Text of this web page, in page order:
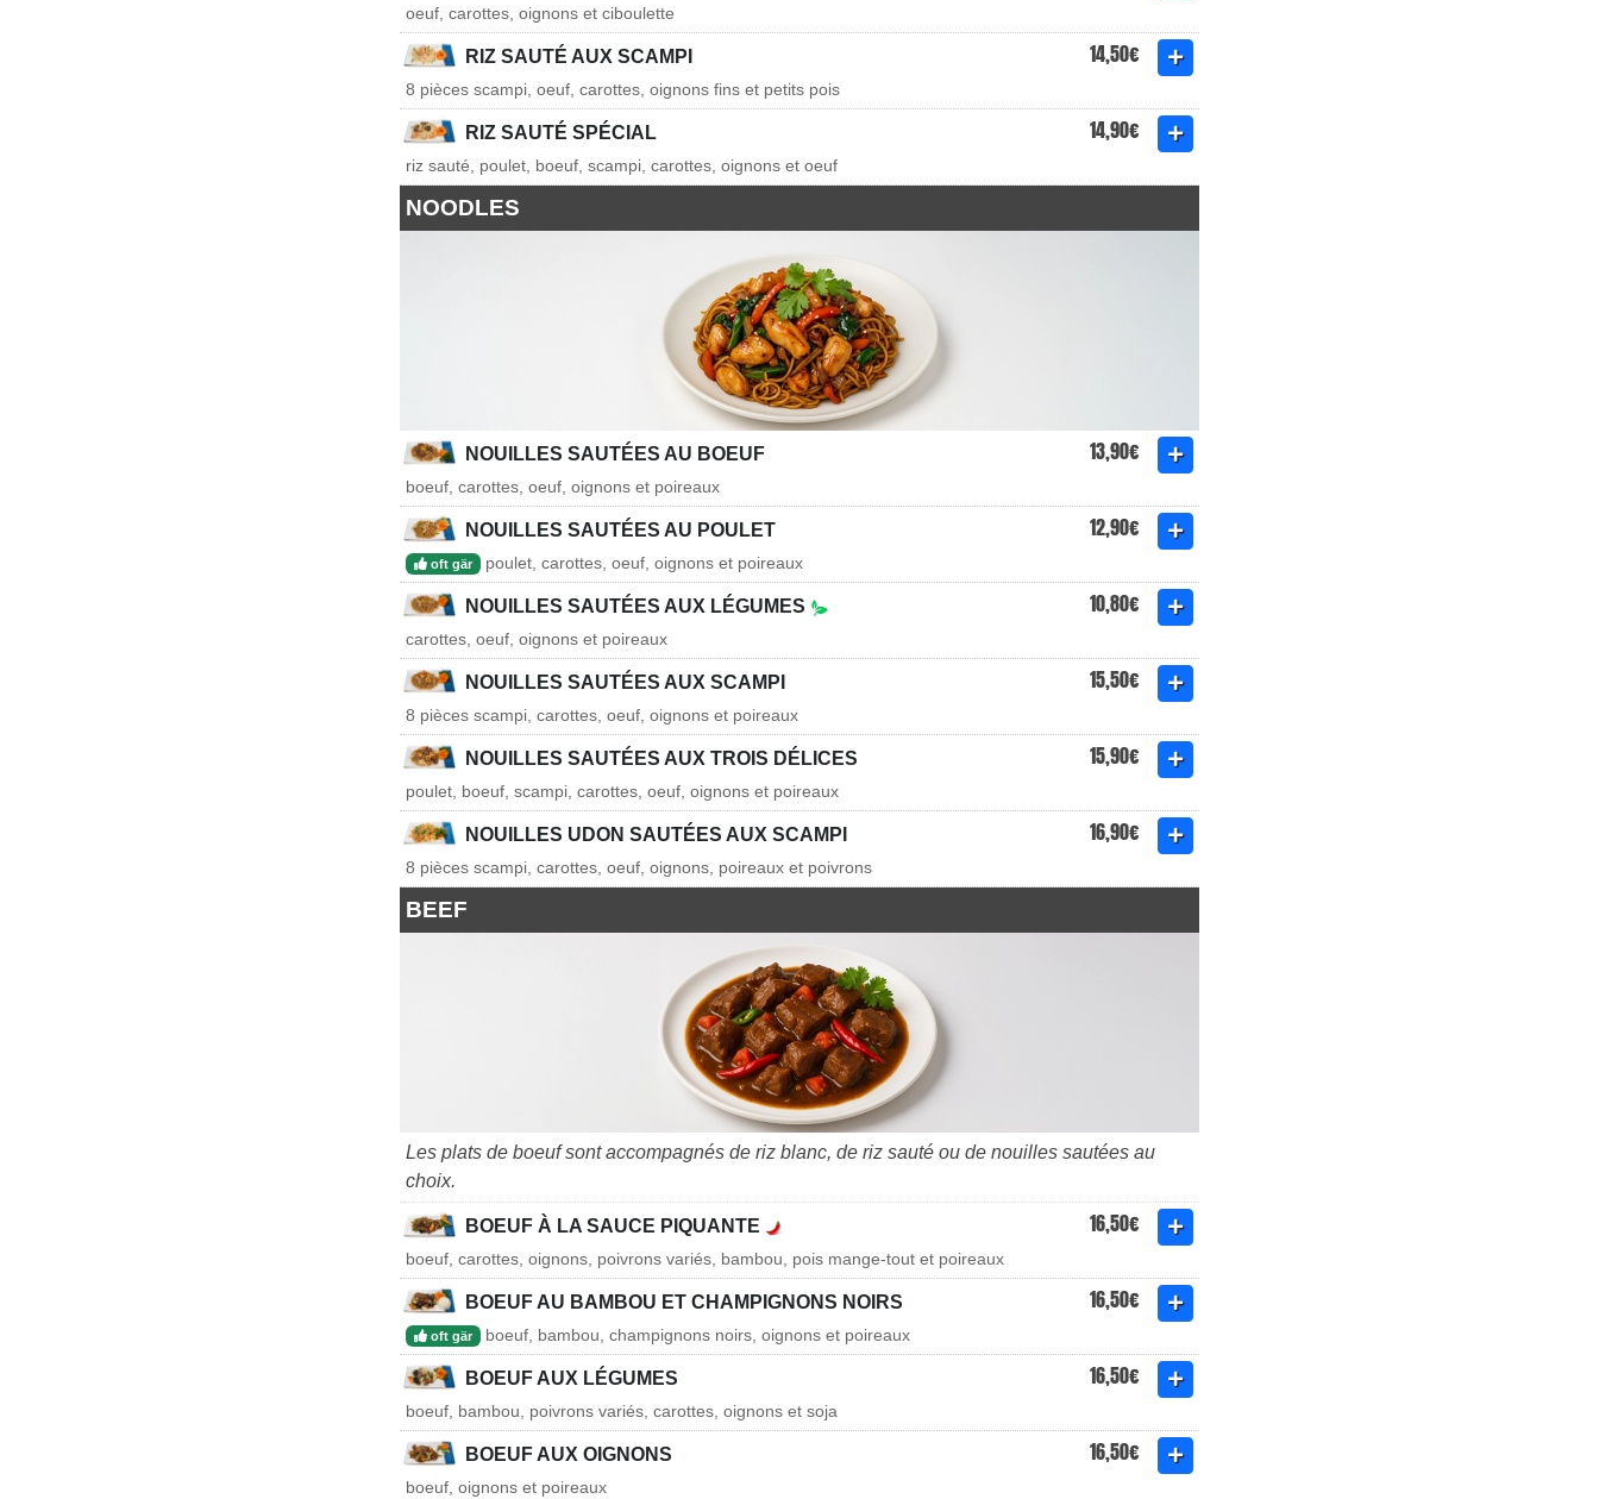
oeuf, carottes, oignons et ciboulette
RIZ SAUTÉ AUX SCAMPI 14,50€
8 pièces scampi, oeuf, carottes, oignons fins et petits pois
RIZ SAUTÉ SPÉCIAL 14,90€
riz sauté, poulet, boeuf, scampi, carottes, oignons et oeuf
NOODLES
NOUILLES SAUTÉES AU BOEUF 13,90€
boeuf, carottes, oeuf, oignons et poireaux
NOUILLES SAUTÉES AU POULET 12,90€
oft gär poulet, carottes, oeuf, oignons et poireaux
NOUILLES SAUTÉES AUX LÉGUMES 10,80€
carottes, oeuf, oignons et poireaux
NOUILLES SAUTÉES AUX SCAMPI 15,50€
8 pièces scampi, carottes, oeuf, oignons et poireaux
NOUILLES SAUTÉES AUX TROIS DÉLICES 15,90€
poulet, boeuf, scampi, carottes, oeuf, oignons et poireaux
NOUILLES UDON SAUTÉES AUX SCAMPI 16,90€
8 pièces scampi, carottes, oeuf, oignons, poireaux et poivrons
BEEF
Les plats de boeuf sont accompagnés de riz blanc, de riz sauté ou de nouilles sautées au
choix.
BOEUF À LA SAUCE PIQUANTE 16,50€
boeuf, carottes, oignons, poivrons variés, bambou, pois mange-tout et poireaux
BOEUF AU BAMBOU ET CHAMPIGNONS NOIRS 16,50€
oft gär boeuf, bambou, champignons noirs, oignons et poireaux
BOEUF AUX LÉGUMES 16,50€
boeuf, bambou, poivrons variés, carottes, oignons et soja
BOEUF AUX OIGNONS 16,50€
boeuf, oignons et poireaux